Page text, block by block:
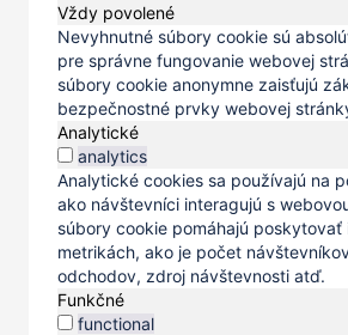
Vždy povolené
Nevyhnutné súbory cookie sú
pre správne fungovanie webovej
súbory cookie anonymne zaisťujú
bezpečnostné prvky webovej
Analytické
analytics
Analytické cookies sa používajú na
ako návštevníci interagujú s
súbory cookie pomáhajú poskytovať
metrikách, ako je počet
odchodov, zdroj návštevnosti atď.
Funkčné
functional